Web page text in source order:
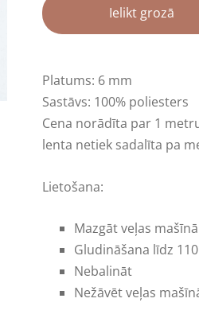
Ielikt grozā
Platums: 6 mm
Sastāvs: 100% poliesters
Cena norādīta par 1
lenta netiek sadalīta pa
Lietošana:
Mazgāt veļas
Gludināšana līdz
Nebalināt
Nežāvēt veļas